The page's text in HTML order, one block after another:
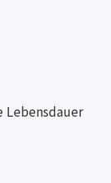
Lebensdauer